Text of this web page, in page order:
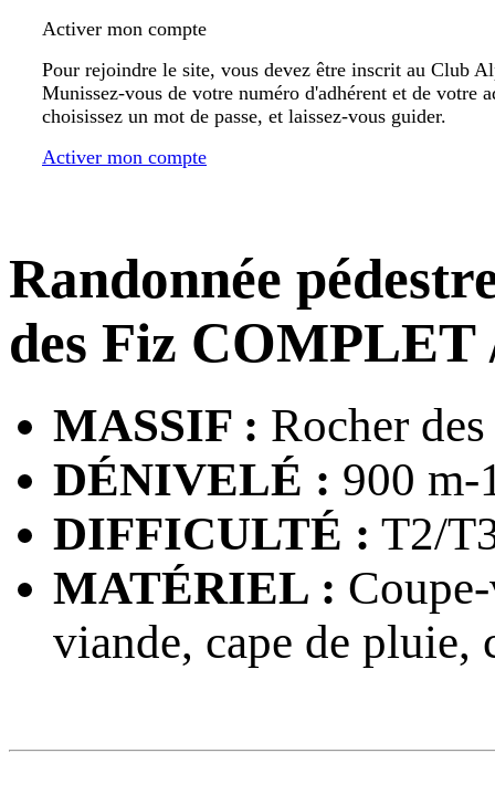
Activer mon compte
Pour rejoindre le site, vous devez être inscrit au Club
Munissez-vous de votre numéro d'adhérent et de votre
choisissez un mot de passe, et laissez-vous guider.
Activer mon compte
Randonnée
des Fiz COMPLET
MASSIF : Rocher
DÉNIVELÉ : 900 m-
DIFFICULTÉ : T2/
MATÉRIEL :
viande, cape de pluie,